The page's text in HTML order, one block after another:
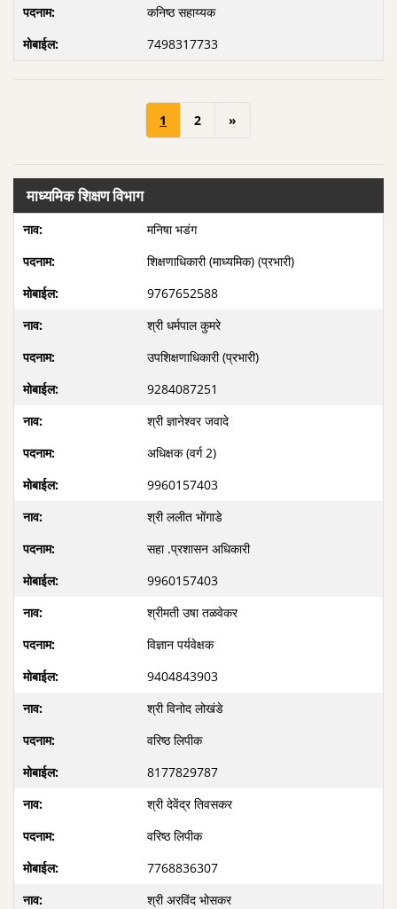
कनिष्ठ सहाय्यक
7498317733
1 2 »
माध्यमिक शिक्षण विभाग
मनिषा भडंग
शिक्षणाधिकारी (माध्यमिक) (प्रभारी)
9767652588
श्री धर्मपाल कुमरे
उपशिक्षणाधिकारी (प्रभारी)
9284087251
श्री ज्ञानेश्वर जवादे
अधिक्षक (वर्ग 2)
9960157403
श्री ललीत भोंगाडे
सहा .प्रशासन अधिकारी
9960157403
श्रीमती उषा तळवेकर
विज्ञान पर्यवेक्षक
9404843903
श्री विनोद लोखंडे
वरिष्ठ लिपीक
8177829787
श्री देवेंद्र तिवसकर
वरिष्ठ लिपीक
7768836307
श्री अरविंद भोसकर